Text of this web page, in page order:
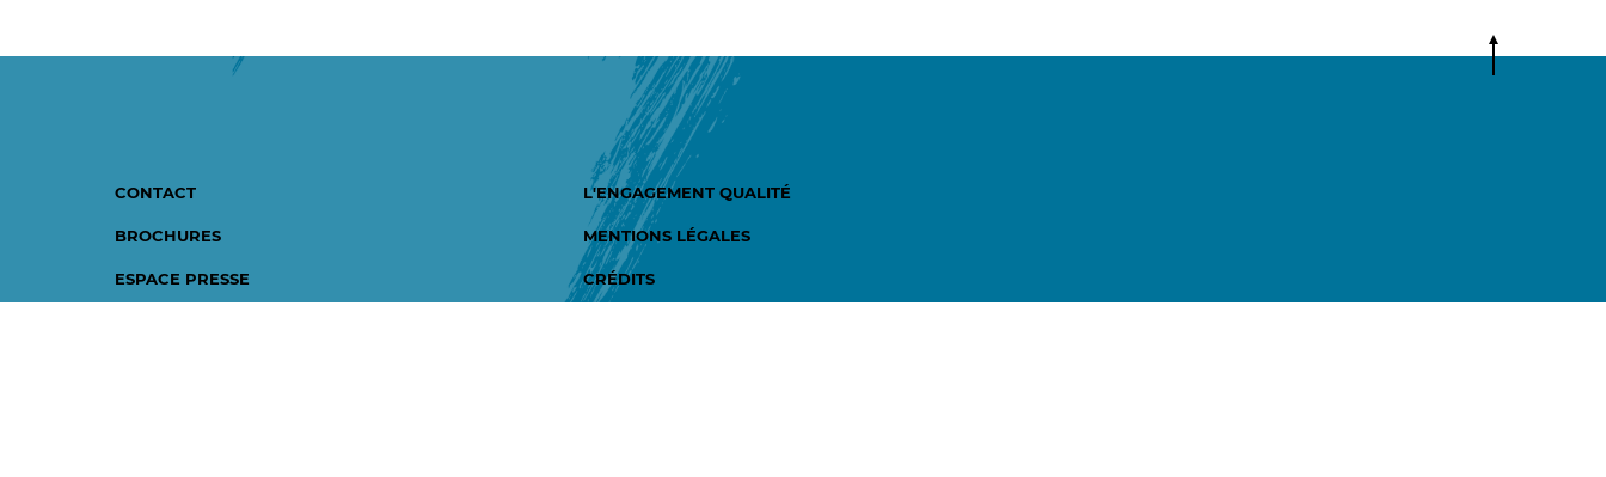
CONTACT
BROCHURES
ESPACE PRESSE
L'ENGAGEMENT QUALITÉ
MENTIONS LÉGALES
CRÉDITS